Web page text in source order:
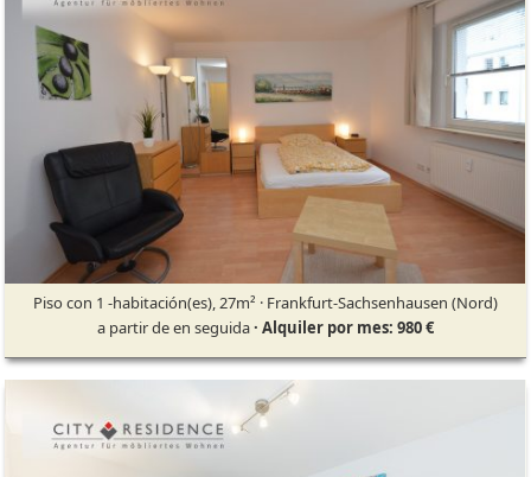
Piso con 1 -habitación(es), 27m² · Frankfurt-Sachsenhausen (Nord)
a partir de en seguida· Alquiler por mes: 980 €